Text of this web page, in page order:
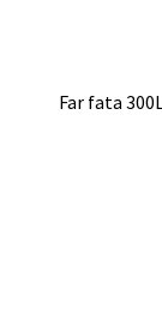
Far fata